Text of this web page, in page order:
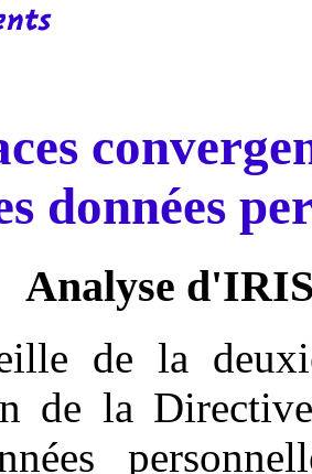
données
Analyse
de la
de la